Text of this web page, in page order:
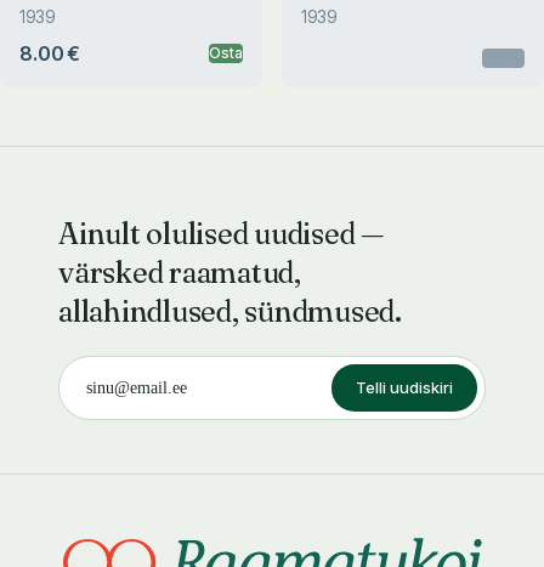
1939
8.00 € Osta
1939
Ainult olulised uudised —
värsked raamatud,
allahindlused, sündmused.
Telli uudiskiri